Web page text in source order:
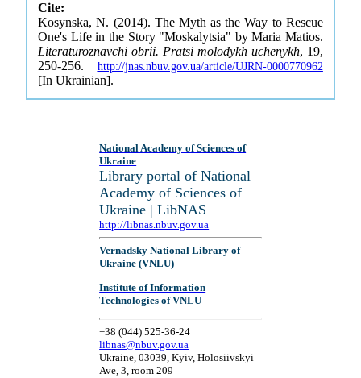
Cite:
Kosynska, N. (2014). The Myth as the Way to Rescue
One's Life in the Story "Moskalytsia" by Maria Matios.
Literaturoznavchi obrii. Pratsi molodykh uchenykh, 19,
250-256. http://jnas.nbuv.gov.ua/article/UJRN-0000770962
[In Ukrainian].
National Academy of Sciences of
Ukraine
Library portal of National
Academy of Sciences of
Ukraine | LibNAS
http://libnas.nbuv.gov.ua
Vernadsky National Library of
Ukraine (VNLU)
Institute of Information
Technologies of VNLU
+38 (044) 525-36-24
libnas@nbuv.gov.ua
Ukraine, 03039, Kyiv, Holosiivskyi
Ave, 3, room 209